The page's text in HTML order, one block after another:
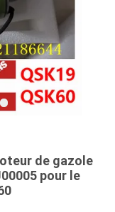
de gazole
pour le